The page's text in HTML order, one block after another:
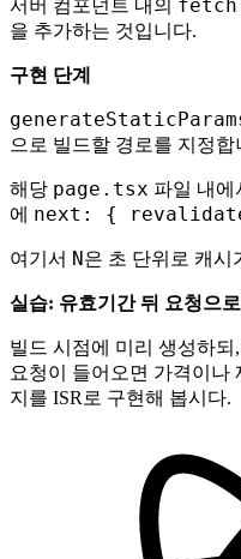
서버 컴포넌트 내의 fetch
을 추가하는 것입니다.
구현 단계
으로 빌드할 경로를 지정합
해당 page.tsx 파일 내에
에 next: {
여기서 N 은 초 단위로 캐시
실습: 유효기간 뒤 요청으
빌드 시점에 미리 생성하
요청이 들어오면 가격이나
지를 ISR로 구현해 봅시다.